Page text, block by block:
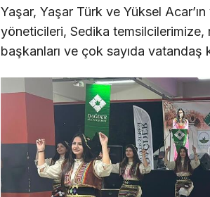
Yaşar, Yaşar Türk ve Yüksel
yöneticileri, Sedika temsilcilerimize,
başkanları ve çok sayıda vatandaş